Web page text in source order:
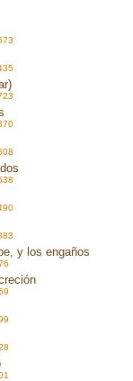
y los engaños